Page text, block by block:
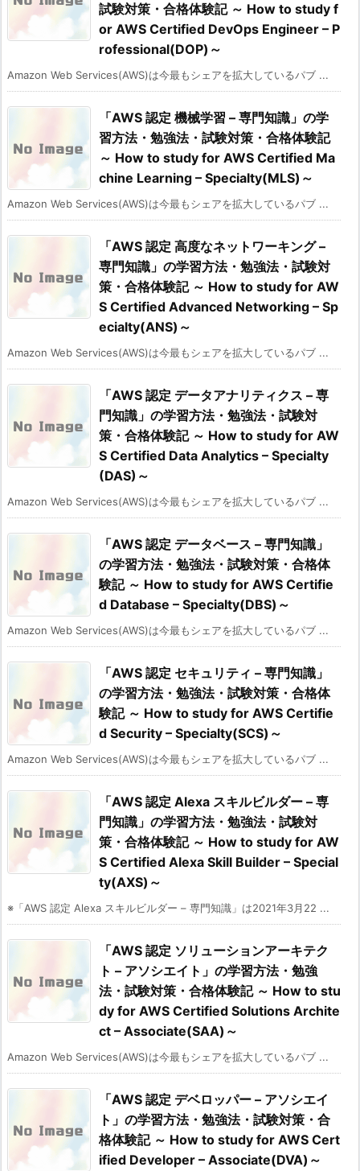
試験対策・合格体験記 ～ How to study f
or AWS Certified DevOps Engineer – P
rofessional(DOP)～
Amazon Web Services(AWS)は今最もシェアを拡大しているパブ ...
「AWS 認定 機械学習 – 専門知識」の学
習方法・勉強法・試験対策・合格体験記
～ How to study for AWS Certified Ma
chine Learning – Specialty(MLS)～
Amazon Web Services(AWS)は今最もシェアを拡大しているパブ ...
「AWS 認定 高度なネットワーキング –
専門知識」の学習方法・勉強法・試験対
策・合格体験記 ～ How to study for AW
S Certified Advanced Networking – Sp
ecialty(ANS)～
Amazon Web Services(AWS)は今最もシェアを拡大しているパブ ...
「AWS 認定 データアナリティクス – 専
門知識」の学習方法・勉強法・試験対
策・合格体験記 ～ How to study for AW
S Certified Data Analytics – Specialty
(DAS)～
Amazon Web Services(AWS)は今最もシェアを拡大しているパブ ...
「AWS 認定 データベース – 専門知識」
の学習方法・勉強法・試験対策・合格体
験記 ～ How to study for AWS Certifie
d Database – Specialty(DBS)～
Amazon Web Services(AWS)は今最もシェアを拡大しているパブ ...
「AWS 認定 セキュリティ – 専門知識」
の学習方法・勉強法・試験対策・合格体
験記 ～ How to study for AWS Certifie
d Security – Specialty(SCS)～
Amazon Web Services(AWS)は今最もシェアを拡大しているパブ ...
「AWS 認定 Alexa スキルビルダー – 専
門知識」の学習方法・勉強法・試験対
策・合格体験記 ～ How to study for AW
S Certified Alexa Skill Builder – Special
ty(AXS)～
※「AWS 認定 Alexa スキルビルダー – 専門知識」は2021年3月22 ...
「AWS 認定 ソリューションアーキテク
ト – アソシエイト」の学習方法・勉強
法・試験対策・合格体験記 ～ How to stu
dy for AWS Certified Solutions Archite
ct – Associate(SAA)～
Amazon Web Services(AWS)は今最もシェアを拡大しているパブ ...
「AWS 認定 デベロッパー – アソシエイ
ト」の学習方法・勉強法・試験対策・合
格体験記 ～ How to study for AWS Cert
ified Developer – Associate(DVA)～